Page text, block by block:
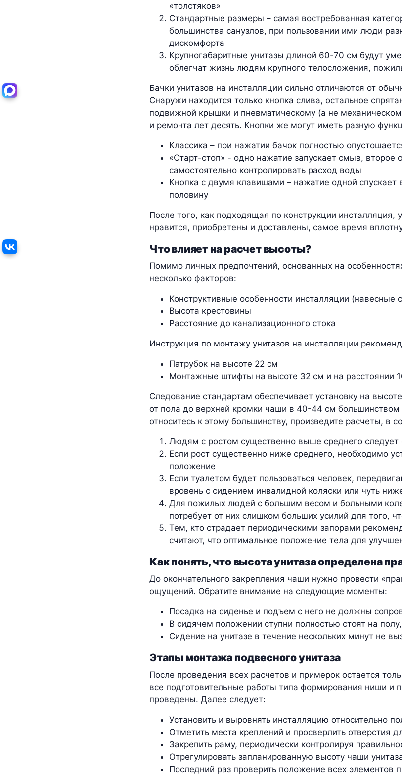
«толстяков»
Стандартные размеры – самая востребованная
большинства санузлов, при пользовании ими люди
дискомфорта
Крупногабаритные унитазы длиной 60-70 см будут
облегчат жизнь людям крупного телосложения,
Бачки унитазов на инсталляции сильно отличаются от
Снаружи находится только кнопка слива, остальное
подвижной крышки и пневматическому (а не
и ремонта лет десять. Кнопки же могут иметь разную
Классика – при нажатии бачок полностью
«Старт-стоп» - одно нажатие запускает смыв, второе
самостоятельно контролировать расход воды
Кнопка с двумя клавишами – нажатие одной
половину
После того, как подходящая по конструкции
нравится, приобретены и доставлены, самое время
Что влияет на расчет высоты?
Помимо личных предпочтений, основанных на
несколько факторов:
Конструктивные особенности инсталляции
Высота крестовины
Расстояние до канализационного стока
Инструкция по монтажу унитазов на инсталляции
Патрубок на высоте 22 см
Монтажные штифты на высоте 32 см и на расстоянии
Следование стандартам обеспечивает установку на
от пола до верхней кромки чаши в 40-44 см
относитесь к этому большинству, произведите расчеты, в
Людям с ростом существенно выше среднего
Если рост существенно ниже среднего, необходимо
положение
Если туалетом будет пользоваться человек,
вровень с сидением инвалидной коляски или чуть
Для пожилых людей с большим весом и больными
потребует от них слишком больших усилий для того,
Тем, кто страдает периодическими запорами
считают, что оптимальное положение тела для
Как понять, что высота унитаза определена
До окончательного закрепления чаши нужно провести
ощущений. Обратите внимание на следующие моменты:
Посадка на сиденье и подъем с него не должны
В сидячем положении ступни полностью стоят на
Сидение на унитазе в течение нескольких минут не
Этапы монтажа подвесного унитаза
После проведения всех расчетов и примерок остается
все подготовительные работы типа формирования ниши и
проведены. Далее следует:
Установить и выровнять инсталляцию относительно
Отметить места креплений и просверлить отверстия
Закрепить раму, периодически контролируя
Отрегулировать запланированную высоту чаши
Последний раз проверить положение всех элементов